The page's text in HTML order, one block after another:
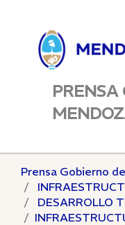
PRENSA
Prensa Gobierno
DESARROLLO